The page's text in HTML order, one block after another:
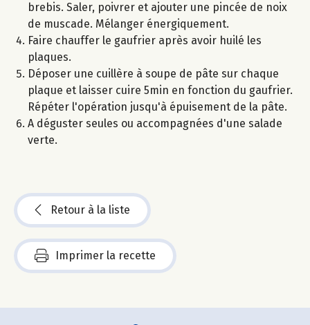
brebis. Saler, poivrer et ajouter une pincée de noix
de muscade. Mélanger énergiquement.
Faire chauffer le gaufrier après avoir huilé les
plaques.
Déposer une cuillère à soupe de pâte sur chaque
plaque et laisser cuire 5min en fonction du gaufrier.
Répéter l'opération jusqu'à épuisement de la pâte.
A déguster seules ou accompagnées d'une salade
verte.
Retour à la liste
Imprimer la recette